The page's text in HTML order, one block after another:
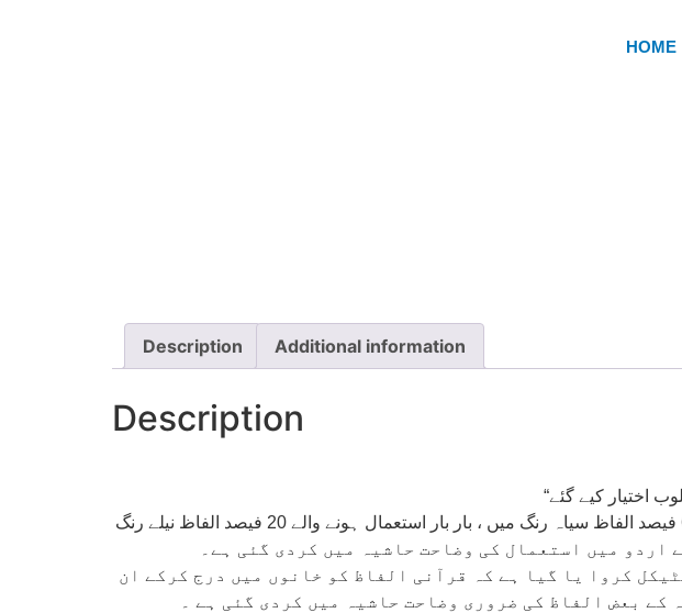
HOME
Description Additional information
Description
اختیار کیے گئے
ایک صفحے پر آیا ت اور ان کا رواں ترجمہ دیا گیا ہے ۔ جس میں اردو میں استعما ل ہونے والے 65 فیصد الفاظ سیاہ رنگ میں ، بار بار استعمال ہونے والے 20 فیصد الفاظ نیلے رنگ
کروا یا گیا ہے کہ قرآنی الفاظ کو خانوں میں درج کرکے ان
بعض الفاظ کی ضروری وضاحت حاشیہ میں کردی گئی ہے ۔